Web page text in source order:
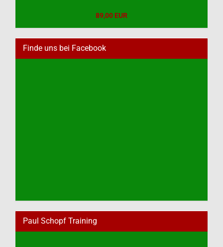
89,00 EUR
Finde uns bei Facebook
Paul Schopf Training